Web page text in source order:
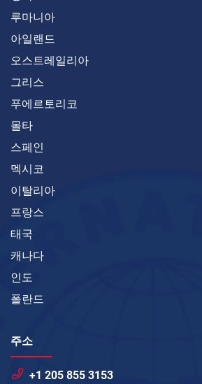
루마니아
아일랜드
오스트레일리아
그리스
푸에르토리코
몰타
스페인
멕시코
이탈리아
프랑스
태국
캐나다
인도
폴란드
주소
+1 205 855 3153